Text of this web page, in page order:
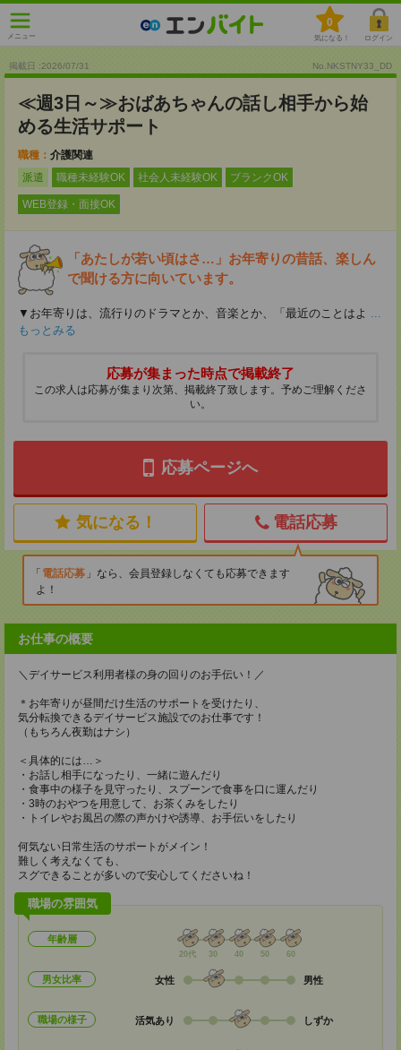
メニュー
0
気になる！ ログイン
掲載日 :2026/07/31 No.NKSTNY33_DD
≪週3日～≫おばあちゃんの話し相手から始
める生活サポート
職種： 介護関連
派遣
職種未経験OK 社会人未経験OK ブランクOK
WEB登録・面接OK
「あたしが若い頃はさ…」お年寄りの昔話、楽しん
で聞ける方に向いています。
▼お年寄りは、流行りのドラマとか、音楽とか、「最近のことはよ ...
もっとみる
応募が集まった時点で掲載終了
この求人は応募が集まり次第、掲載終了致します。予めご理解くださ
い。
応募ページへ
気になる！ 電話応募
電話応募
なら、会員登録しなくても応募できます
よ！
お仕事の概要
＼デイサービス利用者様の身の回りのお手伝い！／
＊お年寄りが昼間だけ生活のサポートを受けたり、
気分転換できるデイサービス施設でのお仕事です！
（もちろん夜勤はナシ）
＜具体的には…＞
・お話し相手になったり、一緒に遊んだり
・食事中の様子を見守ったり、スプーンで食事を口に運んだり
・3時のおやつを用意して、お茶くみをしたり
・トイレやお風呂の際の声かけや誘導、お手伝いをしたり
何気ない日常生活のサポートがメイン！
難しく考えなくても、
スグできることが多いので安心してくださいね！
職場の雰囲気
年齢層
20代 30 40 50 60
男女比率 女性 男性
職場の様子 活気あり しずか